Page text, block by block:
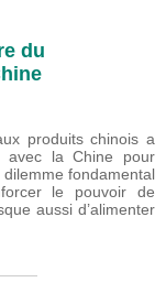
du
produits chinois a
avec la Chine pour
fondamental
le pouvoir de
aussi d’alimenter